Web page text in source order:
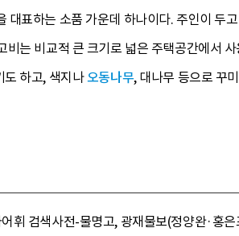
대표하는 소품 가운데 하나이다. 주인이 두
비는 비교적 큰 크기로 넓은 주택공간에서
도 하고, 색지나오동나무, 대나무 등으로 꾸
휘 검색사전-물명고, 광재물보(정양완·홍